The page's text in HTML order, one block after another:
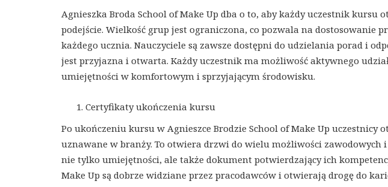
Agnieszka Broda School of Make Up dba o to, aby każdy uczestnik kursu
podejście. Wielkość grup jest ograniczona, co pozwala na dostosowanie
każdego ucznia. Nauczyciele są zawsze dostępni do udzielania porad i
jest przyjazna i otwarta. Każdy uczestnik ma możliwość aktywnego
umiejętności w komfortowym i sprzyjającym środowisku.
Certyfikaty ukończenia kursu
Po ukończeniu kursu w Agnieszce Brodzie School of Make Up
uznawane w branży. To otwiera drzwi do wielu możliwości zawodowych
nie tylko umiejętności, ale także dokument potwierdzający ich
Make Up są dobrze widziane przez pracodawców i otwierają drogę do